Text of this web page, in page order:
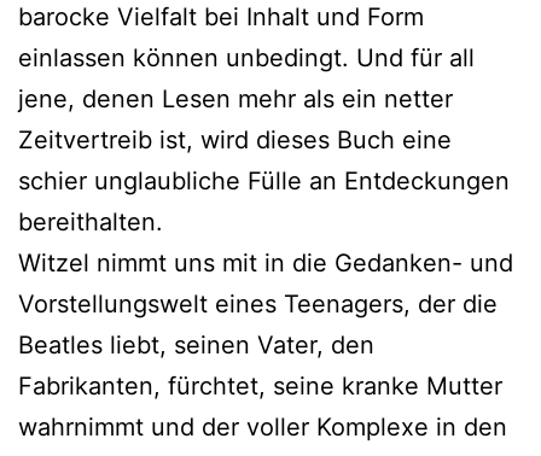
barocke Vielfalt bei Inhalt und Form
einlassen können unbedingt. Und für all
jene, denen Lesen mehr als ein netter
Zeitvertreib ist, wird dieses Buch eine
schier unglaubliche Fülle an Entdeckungen
bereithalten.
Witzel nimmt uns mit in die Gedanken- und
Vorstellungswelt eines Teenagers, der die
Beatles liebt, seinen Vater, den
Fabrikanten, fürchtet, seine kranke Mutter
wahrnimmt und der voller Komplexe in den